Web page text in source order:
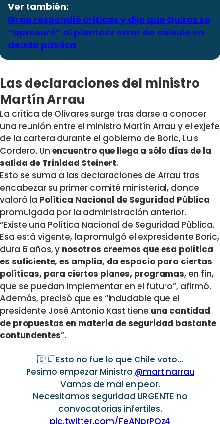
Ver también:
Grau respondió críticas y dijo que Quiroz se
“apresuró” al plantear error de cálculo en
deuda pública
Las declaraciones del ministro
Martín Arrau
La crítica de Olivares surge tras darse a conocer
una reunión entre el ministro Martín Arrau y el exjefe
de la cartera durante el gobierno de Boric, Luis
Cordero. Un encuentro que llega a sólo días de la
salida de Trinidad Steinert.
Esto se suma a las declaraciones de Arrau tras
encabezar su primer comité ministerial, donde
valoró la Política Nacional de Seguridad Pública
promulgada por la administración anterior.
“Existe una Política Nacional de Seguridad Pública.
Esa está vigente, la promulgó el expresidente Boric,
dura 6 años, y nosotros creemos que esa política
es suficiente, es amplia, da espacio para ciertas
políticas, para ciertos planes, programas, en fin,
que se puedan implementar en el futuro”, afirmó.
Además, precisó que es “indudable que el
presidente José Antonio Kast tiene una cantidad
de propuestas en materia de seguridad bastante
contundentes”.
🇨🇱 Esto no fue lo que Chile voto…
Pesimo empezar Ministro @martinarrau
Vamos de mal en peor.
Necesitamos seguridad URGENTE no
convocatorias infertiles.
pic.twitter.com/FeANprPOz4